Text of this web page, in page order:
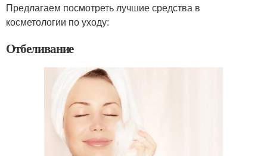
Предлагаем посмотреть лучшие средства в
косметологии по уходу:
Отбеливание